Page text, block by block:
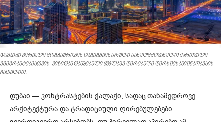
დუბაიში პირველი მოგზაურობის დაგეგმვის სრული სახელმძღვანელო ქართველი
ემიგრანტებისთვის. ვიზიდან დაწყებული ყველაზე ღირებული ღირსშესანიშნაობების
ჩათვლით.
დუბაი — კონტრასტების ქალაქი, სადაც თანამედროვე
არქიტექტურა და ტრადიციული ღირებულებები